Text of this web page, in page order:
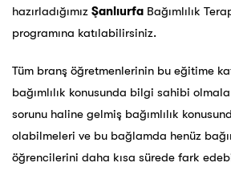
hazırladığımız Şanlıurfa Bağımlılık
programına katılabilirsiniz.
Tüm branş öğretmenlerinin bu eğitime
bağımlılık konusunda bilgi sahibi
sorunu haline gelmiş bağımlılık
olabilmeleri ve bu bağlamda henüz
öğrencilerini daha kısa sürede fark